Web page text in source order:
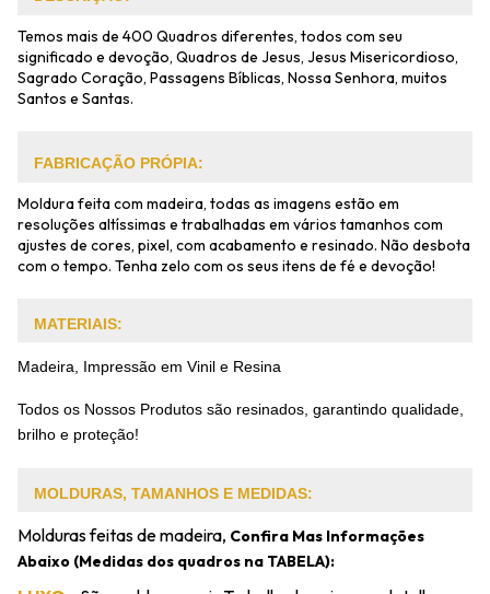
Temos mais de 400 Quadros diferentes, todos com seu
significado e devoção, Quadros de Jesus, Jesus Misericordioso,
Sagrado Coração, Passagens Bíblicas, Nossa Senhora, muitos
Santos e Santas.
FABRICAÇÃO PRÓPIA:
Moldura feita com madeira, todas as imagens estão em
resoluções altíssimas e trabalhadas em vários tamanhos com
ajustes de cores, pixel, com acabamento e resinado. Não desbota
com o tempo. Tenha zelo com os seus itens de fé e devoção!
MATERIAIS:
Madeira, Impressão em Vinil e Resina
Todos os Nossos Produtos são resinados, garantindo qualidade,
brilho e proteção!
MOLDURAS, TAMANHOS E MEDIDAS:
Molduras feitas de madeira, Confira Mas Informações
Abaixo (Medidas dos quadros na TABELA):